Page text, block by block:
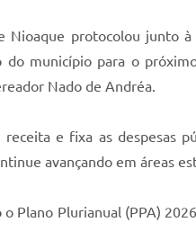
protocolou junto
do município para o
Nado de Andréa.
e fixa as despesas
avançando em áreas
Plano Plurianual (PPA)